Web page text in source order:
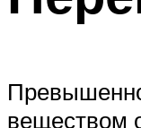
веществом